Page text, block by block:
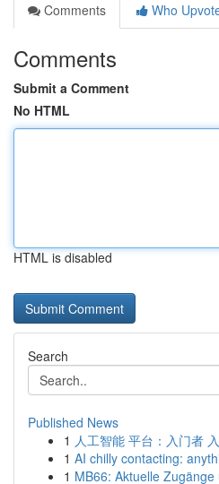
Comments
Who
Comments
Submit a Comment
No HTML
HTML is disabled
Search
Published News
1 人工智能 平台：入门者
1 AI chilly contacting:
1 MB66: Aktuelle